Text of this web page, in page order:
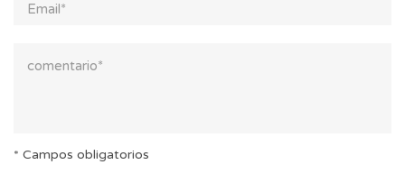
* Campos obligatorios